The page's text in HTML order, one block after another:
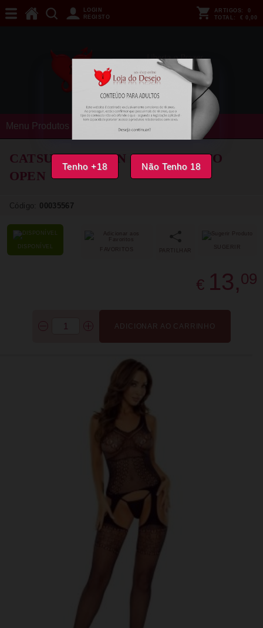
Tenho +18 Não Tenho 18
LOGIN
REGISTO
ARTIGOS:
0
TOTAL: € 0,00
Menu Produtos
CATSUIT PASSION - BS122 PRETO
OPEN
Código: 00035567
DISPONÍVEL SUGERIR
FAVORITOS
€ 13,09
ADICIONAR AO CARRINHO